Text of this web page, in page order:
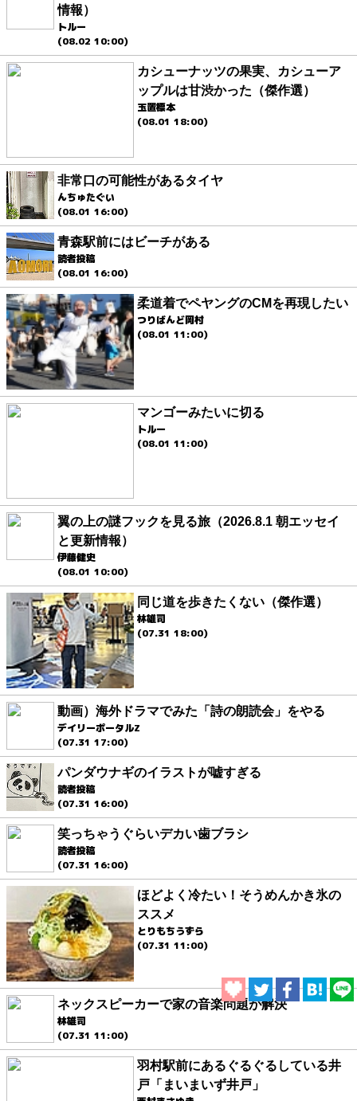
情報）
トルー
(08.02 10:00)
カシューナッツの果実、カシューア
ップルは甘渋かった（傑作選）
玉置標本
(08.01 18:00)
非常口の可能性があるタイヤ
んちゅたぐい
(08.01 16:00)
青森駅前にはビーチがある
読者投稿
(08.01 16:00)
柔道着でペヤングのCMを再現したい
つりばんど岡村
(08.01 11:00)
マンゴーみたいに切る
トルー
(08.01 11:00)
翼の上の謎フックを見る旅（2026.8.1 朝エッセイ
と更新情報）
伊藤健史
(08.01 10:00)
同じ道を歩きたくない（傑作選）
林雄司
(07.31 18:00)
動画）海外ドラマでみた「詩の朗読会」をやる
デイリーポータルZ
(07.31 17:00)
パンダウナギのイラストが嘘すぎる
読者投稿
(07.31 16:00)
笑っちゃうぐらいデカい歯ブラシ
読者投稿
(07.31 16:00)
ほどよく冷たい！そうめんかき氷の
ススメ
とりもちうずら
(07.31 11:00)
ネックスピーカーで家の音楽問題が解決
林雄司
(07.31 11:00)
羽村駅前にあるぐるぐるしている井
戸「まいまいず井戸」